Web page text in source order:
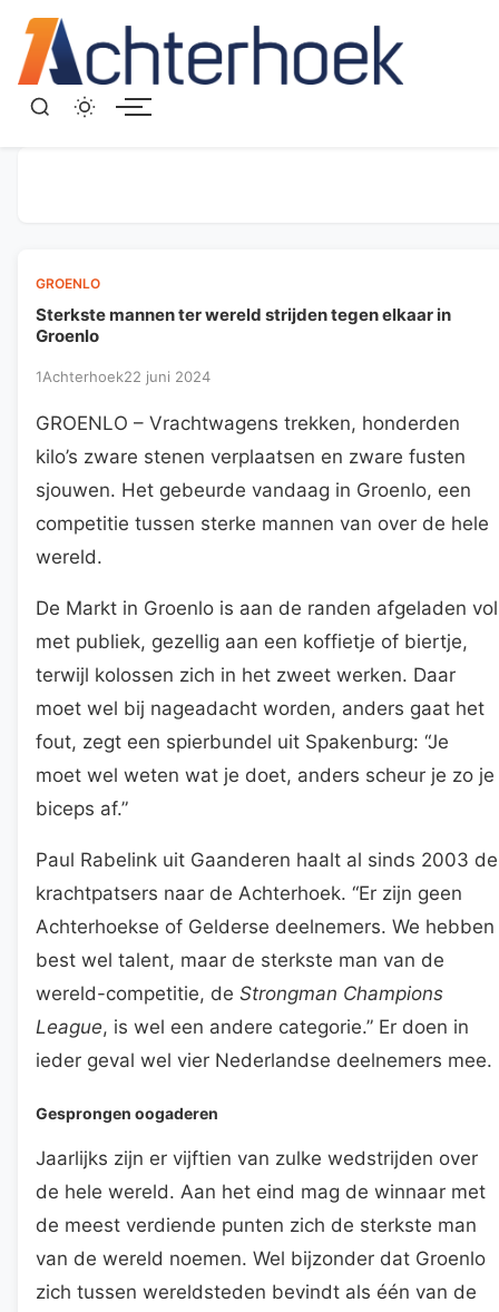
GROENLO
Sterkste mannen ter wereld strijden tegen elkaar in
Groenlo
1Achterhoek22 juni 2024
GROENLO – Vrachtwagens trekken, honderden
kilo’s zware stenen verplaatsen en zware fusten
sjouwen. Het gebeurde vandaag in Groenlo, een
competitie tussen sterke mannen van over de hele
wereld.
De Markt in Groenlo is aan de randen afgeladen vol
met publiek, gezellig aan een koffietje of biertje,
terwijl kolossen zich in het zweet werken. Daar
moet wel bij nageadacht worden, anders gaat het
fout, zegt een spierbundel uit Spakenburg: “Je
moet wel weten wat je doet, anders scheur je zo je
biceps af.”
Paul Rabelink uit Gaanderen haalt al sinds 2003 de
krachtpatsers naar de Achterhoek. “Er zijn geen
Achterhoekse of Gelderse deelnemers. We hebben
best wel talent, maar de sterkste man van de
wereld-competitie, de Strongman Champions
League, is wel een andere categorie.” Er doen in
ieder geval wel vier Nederlandse deelnemers mee.
Gesprongen oogaderen
Jaarlijks zijn er vijftien van zulke wedstrijden over
de hele wereld. Aan het eind mag de winnaar met
de meest verdiende punten zich de sterkste man
van de wereld noemen. Wel bijzonder dat Groenlo
zich tussen wereldsteden bevindt als één van de